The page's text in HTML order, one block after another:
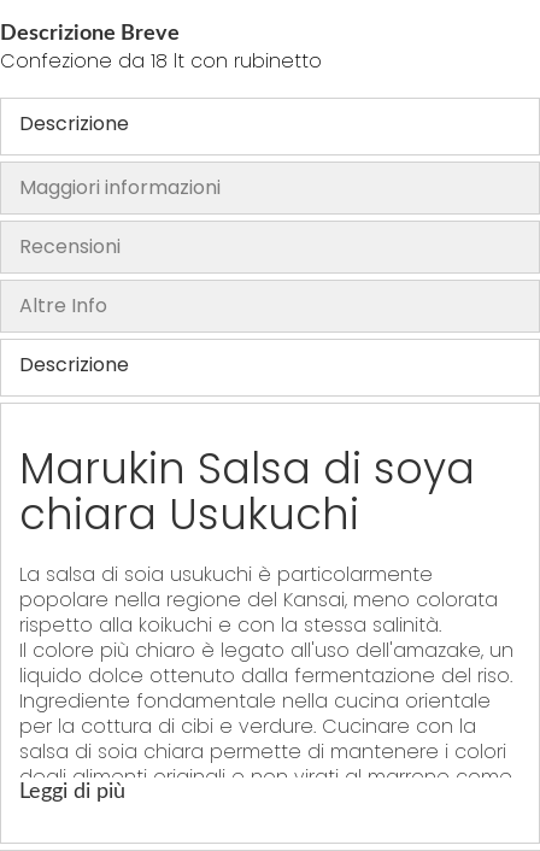
s
g
a
l
r
Descrizione Breve
Confezione da 18 lt con rubinetto
Descrizione
Maggiori informazioni
Recensioni
Altre Info
Descrizione
Marukin Salsa di soya
chiara Usukuchi
La salsa di soia usukuchi è particolarmente
popolare nella regione del Kansai, meno colorata
rispetto alla koikuchi e con la stessa salinità.
Il colore più chiaro è legato all'uso dell'amazake, un
liquido dolce ottenuto dalla fermentazione del riso.
Ingrediente fondamentale nella cucina orientale
per la cottura di cibi e verdure. Cucinare con la
salsa di soia chiara permette di mantenere i colori
degli alimenti originali e non virati al marrone come
accade cucinando con la salsa di soia scura
Leggi di più